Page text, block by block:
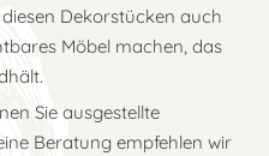
Dekorstücken auch
Möbel machen, das
Sie ausgestellte
Beratung empfehlen wir